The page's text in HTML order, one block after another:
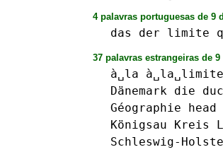
4 palavras portuguesas de 9
das der limite
37 palavras estrangeiras de
à␣la à␣la␣limite
Dänemark die
Géographie
head
Königsau
Kreis
Schleswig-